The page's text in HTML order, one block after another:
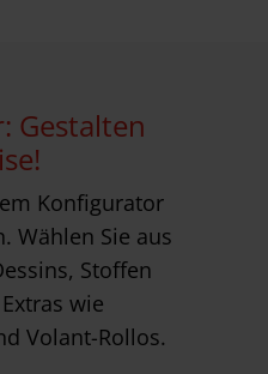
Gestalten
Konfigurator
Wählen Sie aus
Stoffen
wie
Volant-Rollos.